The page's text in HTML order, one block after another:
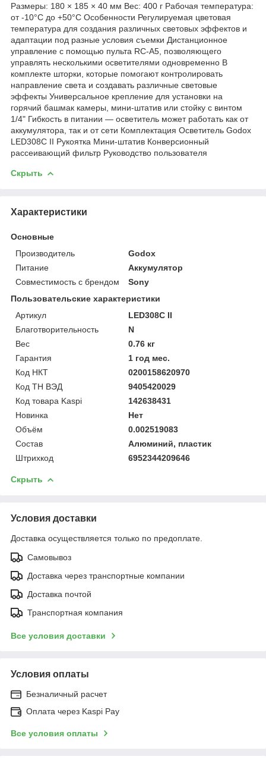
Размеры: 180 × 185 × 40 мм Вес: 400 г Рабочая температура:
от -10°C до +50°C Особенности Регулируемая цветовая
температура для создания различных световых эффектов и
адаптации под разные условия съемки Дистанционное
управление с помощью пульта RC-A5, позволяющего
управлять несколькими осветителями одновременно В
комплекте шторки, которые помогают контролировать
направление света и создавать различные световые
эффекты Универсальное крепление для установки на
горячий башмак камеры, мини-штатив или стойку с винтом
1/4" Гибкость в питании — осветитель может работать как от
аккумулятора, так и от сети Комплектация Осветитель Godox
LED308C II Рукоятка Мини-штатив Конверсионный
рассеивающий фильтр Руководство пользователя
Скрыть
Характеристики
Основные
Производитель
Godox
Питание
Аккумулятор
Совместимость с брендом
Sony
Пользовательские характеристики
Артикул
LED308C II
Благотворительность
N
Вес
0.76 кг
Гарантия
1 год мес.
Код НКТ
0200158620970
Код ТН ВЭД
9405420029
Код товара Kaspi
142638431
Новинка
Нет
Объём
0.002519083
Состав
Алюминий, пластик
Штрихкод
6952344209646
Скрыть
Условия доставки
Доставка осуществляется только по предоплате.
Самовывоз
Доставка через транспортные компании
Доставка почтой
Транспортная компания
Все условия доставки
Условия оплаты
Безналичный расчет
Оплата через Kaspi Pay
Все условия оплаты